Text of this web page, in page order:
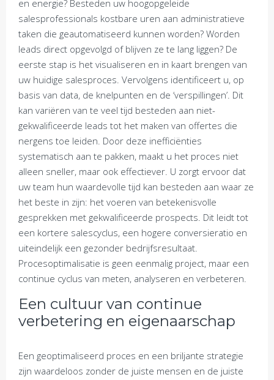
en energie? Besteden uw hoogopgeleide
salesprofessionals kostbare uren aan administratieve
taken die geautomatiseerd kunnen worden? Worden
leads direct opgevolgd of blijven ze te lang liggen? De
eerste stap is het visualiseren en in kaart brengen van
uw huidige salesproces. Vervolgens identificeert u, op
basis van data, de knelpunten en de ‘verspillingen’. Dit
kan variëren van te veel tijd besteden aan niet-
gekwalificeerde leads tot het maken van offertes die
nergens toe leiden. Door deze inefficiënties
systematisch aan te pakken, maakt u het proces niet
alleen sneller, maar ook effectiever. U zorgt ervoor dat
uw team hun waardevolle tijd kan besteden aan waar ze
het beste in zijn: het voeren van betekenisvolle
gesprekken met gekwalificeerde prospects. Dit leidt tot
een kortere salescyclus, een hogere conversieratio en
uiteindelijk een gezonder bedrijfsresultaat.
Procesoptimalisatie is geen eenmalig project, maar een
continue cyclus van meten, analyseren en verbeteren.
Een cultuur van continue
verbetering en eigenaarschap
Een geoptimaliseerd proces en een briljante strategie
zijn waardeloos zonder de juiste mensen en de juiste